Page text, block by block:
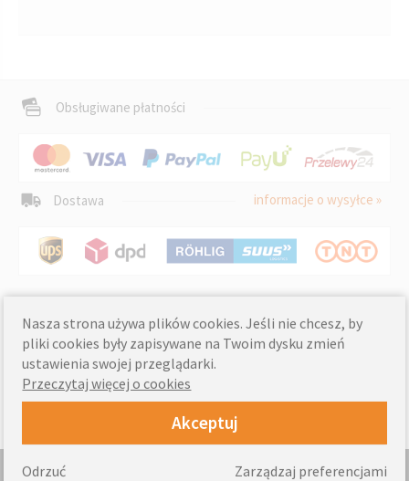
Obsługiwane płatności
Dostawa informacje o wysyłce »
Nasza strona używa plików cookies. Jeśli nie chcesz, by
pliki cookies były zapisywane na Twoim dysku zmień
ustawienia swojej przeglądarki.
Przeczytaj więcej o cookies
Akceptuj
Zarządzaj preferencjami
Odrzuć